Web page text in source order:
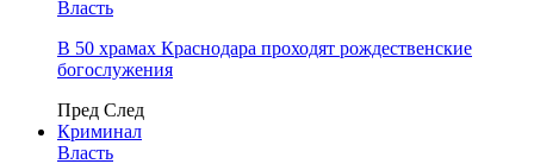
Власть
В 50 храмах Краснодара проходят рождественские
богослужения
Пред След
Криминал
Власть